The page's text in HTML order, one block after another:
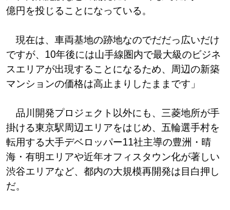
億円を投じることになっている。
現在は、車両基地の跡地なのでだだっ広いだけ
ですが、10年後には山手線圏内で最大級のビジネ
スエリアが出現することになるため、周辺の新築
マンションの価格は高止まりしたままです」
品川開発プロジェクト以外にも、三菱地所が手
掛ける東京駅周辺エリアをはじめ、五輪選手村を
転用する大手デベロッパー11社主導の豊洲・晴
海・有明エリアや近年オフィスタウン化が著しい
渋谷エリアなど、都内の大規模再開発は目白押し
だ。